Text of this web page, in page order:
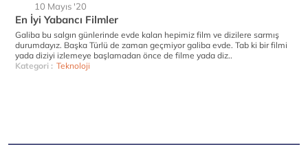
10 Mayıs '20
En İyi Yabancı Filmler
Galiba bu salgın günlerinde evde kalan hepimiz film ve dizilere sarmış
durumdayız. Başka Türlü de zaman geçmiyor galiba evde. Tab ki bir filmi
yada diziyi izlemeye başlamadan önce de filme yada diz..
Kategori : Teknoloji